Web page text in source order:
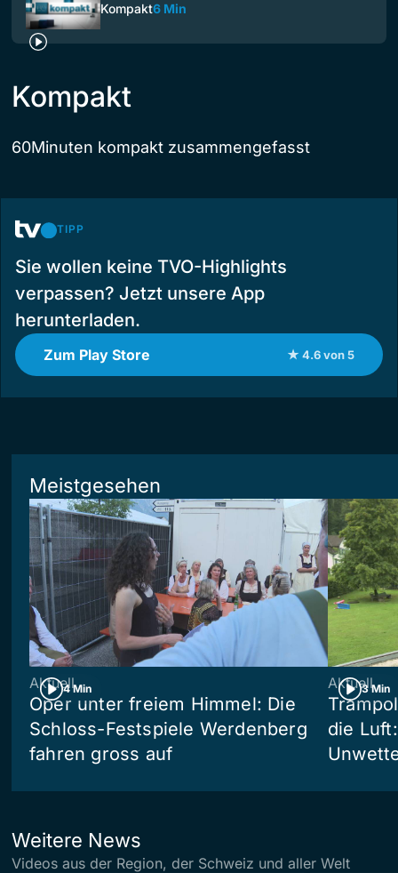
Kompakt6 Min
Kompakt
60Minuten kompakt zusammengefasst
TIPP
Sie wollen keine TVO-Highlights
verpassen? Jetzt unsere App
herunterladen.
Zum Play Store ★ 4.6 von 5
Meistgesehen
4 Min
Aktuell
Oper unter freiem Himmel: Die
Schloss-Festspiele Werdenberg
fahren gross auf
3 Min
Aktuell
die
Weitere News
Videos aus der Region, der Schweiz und aller Welt